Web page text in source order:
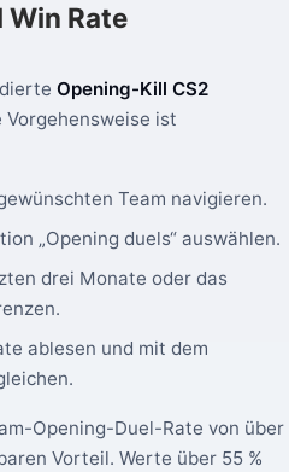
Win Rate
Opening-Kill CS2
Vorgehensweise ist
Team navigieren.
„Opening duels“ auswählen.
drei Monate oder das
ablesen und mit dem
Opening-Duel-Rate von über
Vorteil. Werte über 55 %